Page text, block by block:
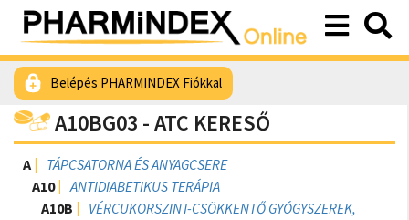
Belépés PHARMINDEX Fiókkal
A10BG03 - ATC KERESŐ
A
TÁPCSATORNA ÉS ANYAGCSERE
A10
ANTIDIABETIKUS TERÁPIA
A10B
VÉRCUKORSZINT-CSÖKKENTŐ GYÓGYSZEREK,